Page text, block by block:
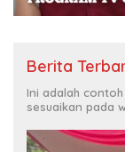
Berita
Ini adalah
sesuaikan pada